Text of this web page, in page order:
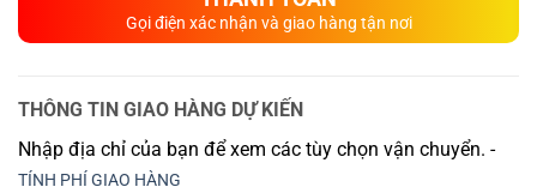
Gọi điện xác nhận và giao hàng tận nơi
THÔNG TIN GIAO HÀNG DỰ KIẾN
Nhập địa chỉ của bạn để xem các tùy chọn vận chuyển. -
TÍNH PHÍ GIAO HÀNG